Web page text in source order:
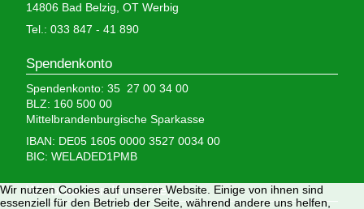
14806 Bad Belzig, OT Werbig
Tel.: 033 847 - 41 890
Spendenkonto
Spendenkonto: 35 27 00 34 00
BLZ: 160 500 00
Mittelbrandenburgische Sparkasse
IBAN: DE05 1605 0000 3527 0034 00
BIC: WELADED1PMB
Wir brauchen Ihre Hilfe,
Wir nutzen Cookies auf unserer Website. Einige von ihnen sind
essenziell für den Betrieb der Seite, während andere uns helfen,